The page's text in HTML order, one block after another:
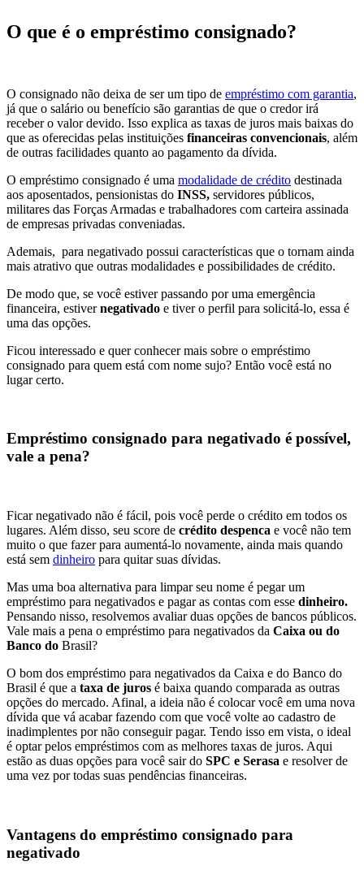
O que é o empréstimo consignado?
O consignado não deixa de ser um tipo de empréstimo com garantia,
já que o salário ou benefício são garantias de que o credor irá
receber o valor devido. Isso explica as taxas de juros mais baixas do
que as oferecidas pelas instituições financeiras convencionais, além
de outras facilidades quanto ao pagamento da dívida.
O empréstimo consignado é uma modalidade de crédito destinada
aos aposentados, pensionistas do INSS, servidores públicos,
militares das Forças Armadas e trabalhadores com carteira assinada
de empresas privadas conveniadas.
Ademais, para negativado possui características que o tornam ainda
mais atrativo que outras modalidades e possibilidades de crédito.
De modo que, se você estiver passando por uma emergência
financeira, estivernegativado e tiver o perfil para solicitá-lo, essa é
uma das opções.
Ficou interessado e quer conhecer mais sobre o empréstimo
consignado para quem está com nome sujo? Então você está no
lugar certo.
Empréstimo consignado para negativado é possível,
vale a pena?
Ficar negativado não é fácil, pois você perde o crédito em todos os
lugares. Além disso, seu score de crédito despenca e você não tem
muito o que fazer para aumentá-lo novamente, ainda mais quando
está sem dinheiro para quitar suas dívidas.
Mas uma boa alternativa para limpar seu nome é pegar um
empréstimo para negativados e pagar as contas com esse dinheiro.
Pensando nisso, resolvemos avaliar duas opções de bancos públicos.
Vale mais a pena o empréstimo para negativados da Caixa ou do
Banco do Brasil?
O bom dos empréstimo para negativados da Caixa e do Banco do
Brasil é que a taxa de juros é baixa quando comparada as outras
opções do mercado. Afinal, a ideia não é colocar você em uma nova
dívida que vá acabar fazendo com que você volte ao cadastro de
inadimplentes por não conseguir pagar. Tendo isso em vista, o ideal
é optar pelos empréstimos com as melhores taxas de juros. Aqui
estão as duas opções para você sair do SPC e Serasa e resolver de
uma vez por todas suas pendências financeiras.
Vantagens do empréstimo consignado para
negativado